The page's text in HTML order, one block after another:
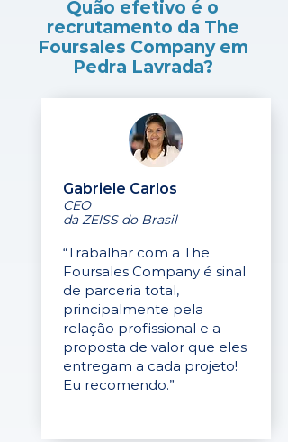
Quão efetivo é o
recrutamento da The
Foursales Company em
Pedra Lavrada?
Gabriele Carlos
CEO
da ZEISS do Brasil
“Trabalhar com a The
Foursales Company é sinal
de parceria total,
principalmente pela
relação profissional e a
proposta de valor que eles
entregam a cada projeto!
Eu recomendo.”